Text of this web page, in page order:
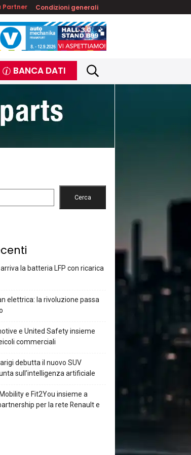
Partner Condizioni generali
BANCA DATI
Cerca
la batteria LFP con ricarica
elettrica: la rivoluzione passa
e United Safety insieme
commerciali
debutta il nuovo SUV
sull’intelligenza artificiale
e Fit2You insieme a
per la rete Renault e